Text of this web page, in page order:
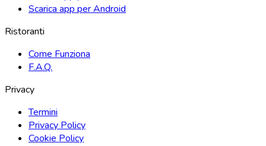
Scarica app per Android
Ristoranti
Come Funziona
F.A.Q.
Privacy
Termini
Privacy Policy
Cookie Policy